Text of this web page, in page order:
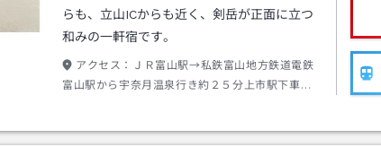
らも、立山ICからも近く、剣岳が正面に立つ
和みの一軒宿です。
アクセス：
ＪＲ富山駅→私鉄富山地方鉄道電鉄
富山駅から宇奈月温泉行き約２５分上市駅下車正